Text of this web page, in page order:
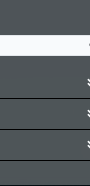
งมวลชนแห่ง
งมวลชนแห่งประเทศไทยหา